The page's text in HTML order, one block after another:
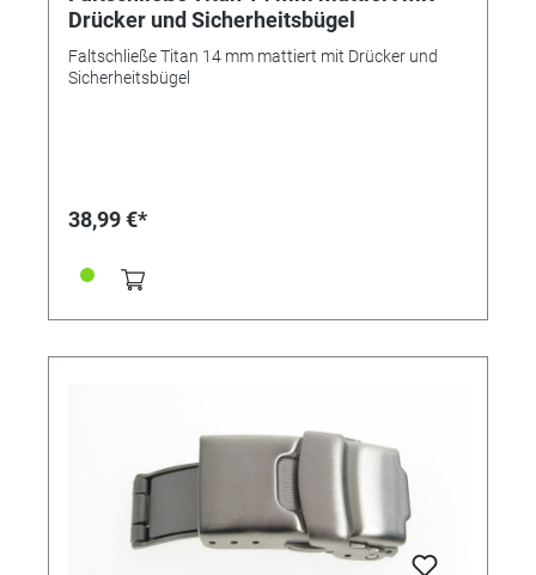
Drücker und Sicherheitsbügel
Faltschließe Titan 14 mm mattiert mit Drücker und
Sicherheitsbügel
38,99 €*